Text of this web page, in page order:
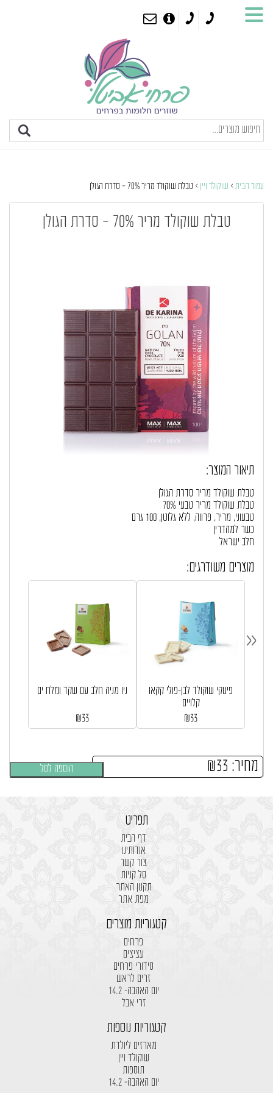
עמוד הבית > שוקולד ויין > טבלת שוקולד מריר 70% – סדרת הגולן
טבלת שוקולד מריר 70% – סדרת הגולן
תיאור המוצר:
טבלת שוקולד מריר סדרת הגולן
טבלת שוקולד מריר טבעי 70%
טבעוני, מריר, פרווה, ללא גלוטן, 100 גרם
כשר למהדרין
חלב ישראל
מחיר: ₪33 הוספה לסל
מוצרים משודרגים:
ניו מניה חלב עם שקד ומלח ים
₪33
פינוקי שוקולד לבן-פולי קקאו
קלויים
₪33
«
תפריט
דף הבית
אודותינו
צור קשר
סל קניות
תקנון האתר
מפת אתר
קטגוריות מוצרים
פרחים
עציצים
סידורי פרחים
זרים לראש
יום האהבה- 14.2
זרי אבל
קטגוריות נוספות
מארזים ליולדת
שוקולד ויין
תוספות
יום האהבה- 14.2